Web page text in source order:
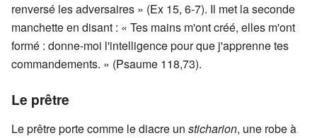
renversé les adversaires » (Ex 15, 6-7). Il met la seconde
manchette en disant : « Tes mains m'ont créé, elles m'ont
formé : donne-moi l'intelligence pour que j'apprenne tes
commandements. » (Psaume 118,73).
Le prêtre
Le prêtre porte comme le diacre un sticharion, une robe à